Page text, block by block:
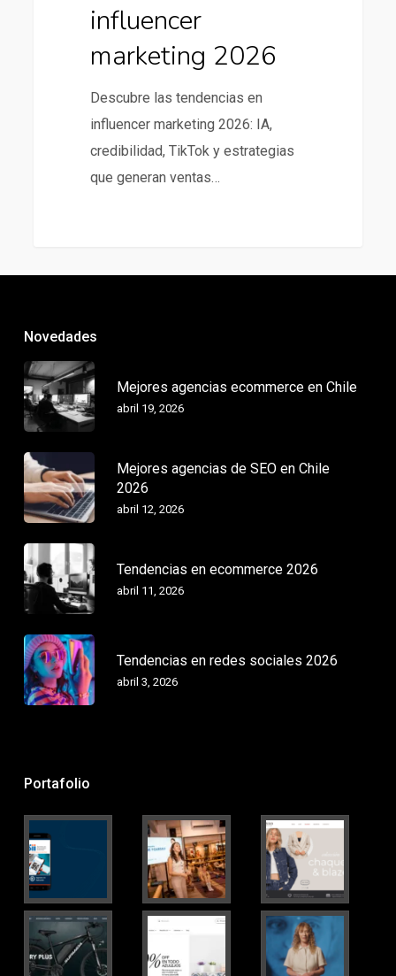
influencer
marketing 2026
Descubre las tendencias en
influencer marketing 2026: IA,
credibilidad, TikTok y estrategias
que generan ventas…
Novedades
Mejores agencias ecommerce en Chile
abril 19, 2026
Mejores agencias de SEO en Chile
2026
abril 12, 2026
Tendencias en ecommerce 2026
abril 11, 2026
Tendencias en redes sociales 2026
abril 3, 2026
Portafolio